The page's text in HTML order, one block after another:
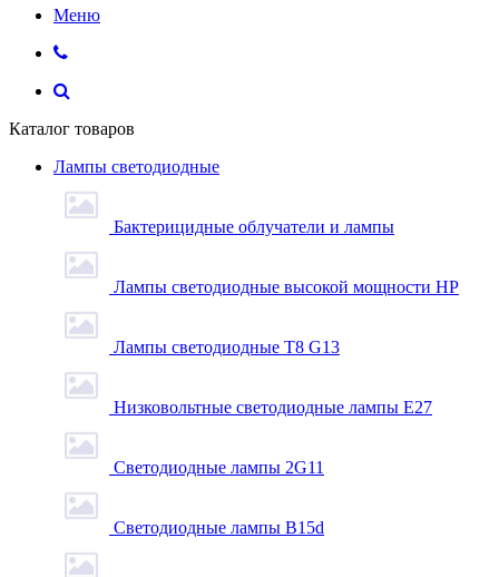
Меню
Каталог товаров
Лампы светодиодные
Бактерицидные облучатели и лампы
Лампы светодиодные высокой мощности HP
Лампы светодиодные Т8 G13
Низковольтные светодиодные лампы E27
Светодиодные лампы 2G11
Светодиодные лампы B15d